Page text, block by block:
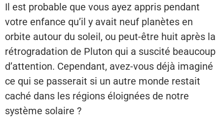
Il est probable que vous ayez appris pendant
votre enfance qu’il y avait neuf planètes en
orbite autour du soleil, ou peut-être huit après la
rétrogradation de Pluton qui a suscité beaucoup
d’attention. Cependant, avez-vous déjà imaginé
ce qui se passerait si un autre monde restait
caché dans les régions éloignées de notre
système solaire ?